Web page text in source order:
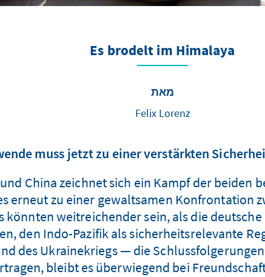
Es brodelt im Himalaya
מאת
Felix Lorenz
muss jetzt zu einer verstärkten
China zeichnet sich ein Kampf der beiden
erneut zu einer gewaltsamen Konfrontation
könnten weitreichender sein, als die
den Indo-Pazifik als sicherheitsrelevante
des Ukrainekriegs — die
bleibt es überwiegend bei